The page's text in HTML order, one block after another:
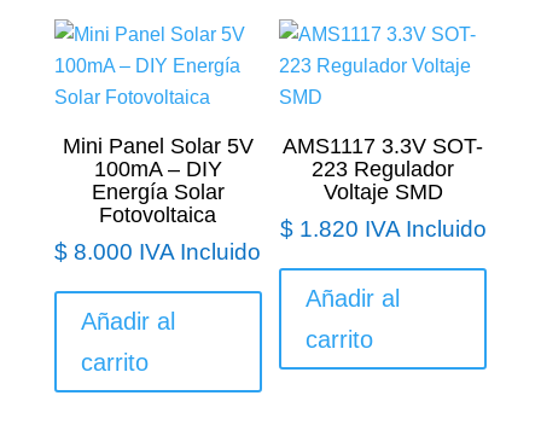
Mini Panel Solar 5V
100mA – DIY
Energía Solar
Fotovoltaica
$ 8.000 IVA Incluido
Añadir al
carrito
AMS1117 3.3V SOT-
223 Regulador
Voltaje SMD
$1.820 IVA Incluido
Añadir al
carrito